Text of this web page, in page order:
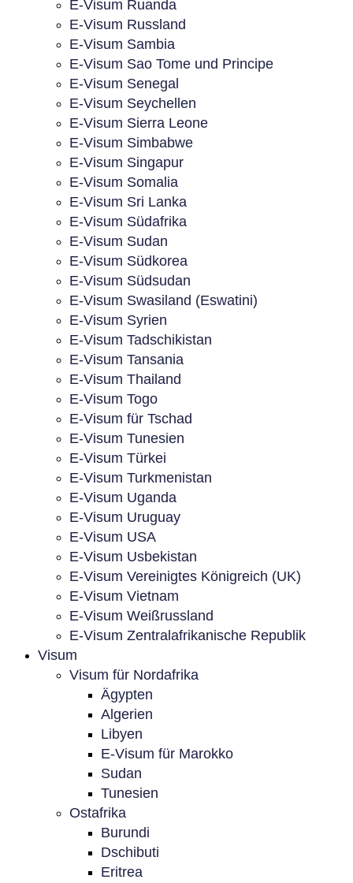
E-Visum Ruanda
E-Visum Russland
E-Visum Sambia
E-Visum Sao Tome und Principe
E-Visum Senegal
E-Visum Seychellen
E-Visum Sierra Leone
E-Visum Simbabwe
E-Visum Singapur
E-Visum Somalia
E-Visum Sri Lanka
E-Visum Südafrika
E-Visum Sudan
E-Visum Südkorea
E-Visum Südsudan
E-Visum Swasiland (Eswatini)
E-Visum Syrien
E-Visum Tadschikistan
E-Visum Tansania
E-Visum Thailand
E-Visum Togo
E-Visum für Tschad
E-Visum Tunesien
E-Visum Türkei
E-Visum Turkmenistan
E-Visum Uganda
E-Visum Uruguay
E-Visum USA
E-Visum Usbekistan
E-Visum Vereinigtes Königreich (UK)
E-Visum Vietnam
E-Visum Weißrussland
E-Visum Zentralafrikanische Republik
Visum
Visum für Nordafrika
Ägypten
Algerien
Libyen
E-Visum für Marokko
Sudan
Tunesien
Ostafrika
Burundi
Dschibuti
Eritrea